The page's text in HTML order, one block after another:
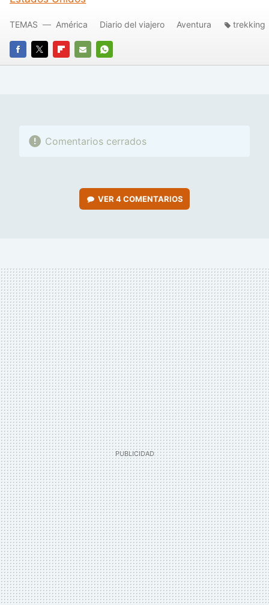
FACEBOOK
TWITTERFLIPBOARD
E-
WHATSAPP
TEMAS América Diario del viajero Aventura trekking
Comentarios cerrados
VER 4 COMENTARIOS